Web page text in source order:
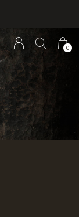
0